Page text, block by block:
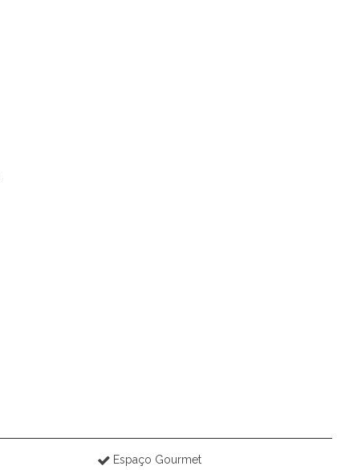
Espaço Gourmet